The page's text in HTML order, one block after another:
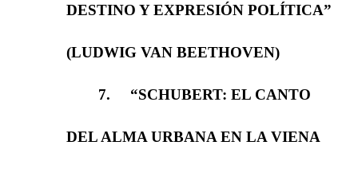
DESTINO Y EXPRESIÓN POLÍTICA”
(LUDWIG VAN BEETHOVEN)
7. “SCHUBERT: EL CANTO
DEL ALMA URBANA EN LA VIENA